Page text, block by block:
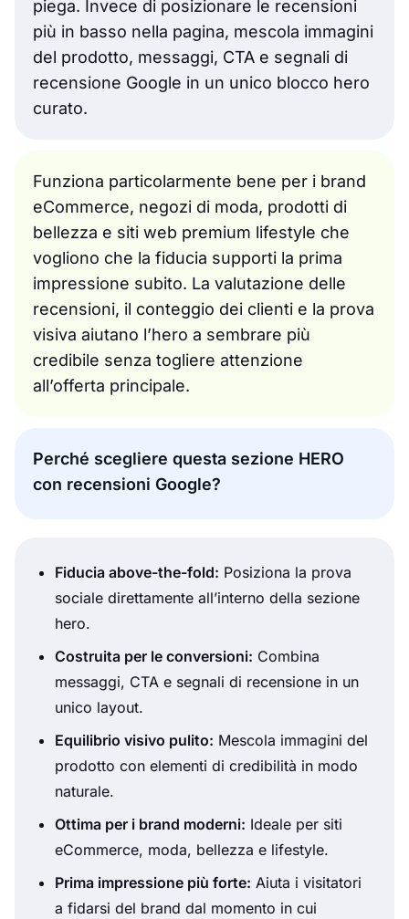
piega. Invece di posizionare le recensioni
più in basso nella pagina, mescola immagini
del prodotto, messaggi, CTA e segnali di
recensione Google in un unico blocco hero
curato.
Funziona particolarmente bene per i brand
eCommerce, negozi di moda, prodotti di
bellezza e siti web premium lifestyle che
vogliono che la fiducia supporti la prima
impressione subito. La valutazione delle
recensioni, il conteggio dei clienti e la prova
visiva aiutano l’hero a sembrare più
credibile senza togliere attenzione
all’offerta principale.
Perché scegliere questa sezione HERO
con recensioni Google?
Fiducia above-the-fold: Posiziona la prova
sociale direttamente all’interno della sezione
hero.
Costruita per le conversioni: Combina
messaggi, CTA e segnali di recensione in un
unico layout.
Equilibrio visivo pulito: Mescola immagini del
prodotto con elementi di credibilità in modo
naturale.
Ottima per i brand moderni: Ideale per siti
eCommerce, moda, bellezza e lifestyle.
Prima impressione più forte: Aiuta i visitatori
a fidarsi del brand dal momento in cui